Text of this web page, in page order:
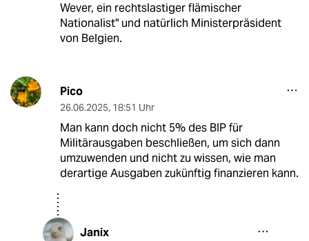
Wever, ein rechtslastiger flämischer
Nationalist" und natürlich Ministerpräsident
von Belgien.
Pico
26.06.2025, 18:51 Uhr
Man kann doch nicht 5% des BIP für
Militärausgaben beschließen, um sich dann
umzuwenden und nicht zu wissen, wie man
derartige Ausgaben zukünftig finanzieren kann.
Janix